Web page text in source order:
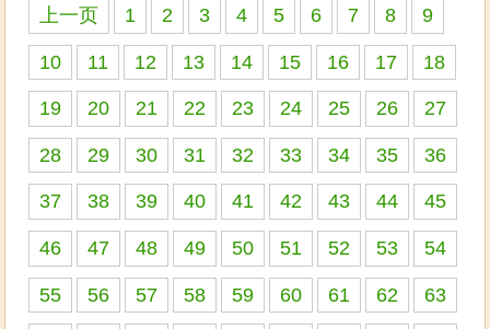
上一页 1 2 3 4 5 6 7 8 9
10 11 12 13 14 15 16 17 18
19 20 21 22 23 24 25 26 27
28 29 30 31 32 33 34 35 36
37 38 39 40 41 42 43 44 45
46 47 48 49 50 51 52 53 54
55 56 57 58 59 60 61 62 63